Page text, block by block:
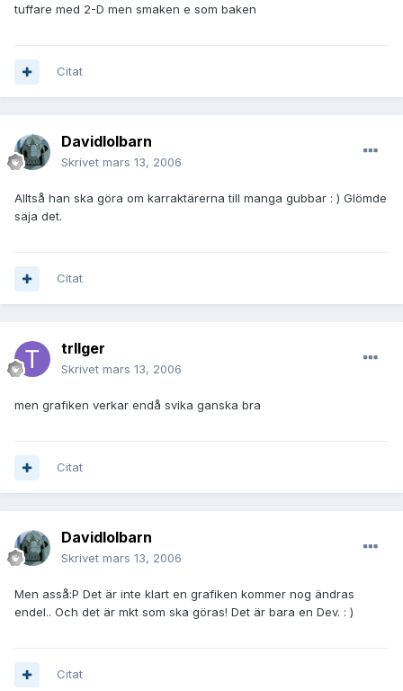
tuffare med 2-D men smaken e som baken
Citat
Davidlolbarn
Skrivet mars 13, 2006
Alltså han ska göra om karraktärerna till manga gubbar : ) Glömde
säja det.
Citat
trIIger
Skrivet mars 13, 2006
men grafiken verkar endå svika ganska bra
Citat
Davidlolbarn
Skrivet mars 13, 2006
Men asså:P Det är inte klart en grafiken kommer nog ändras
endel.. Och det är mkt som ska göras! Det är bara en Dev. : )
Citat